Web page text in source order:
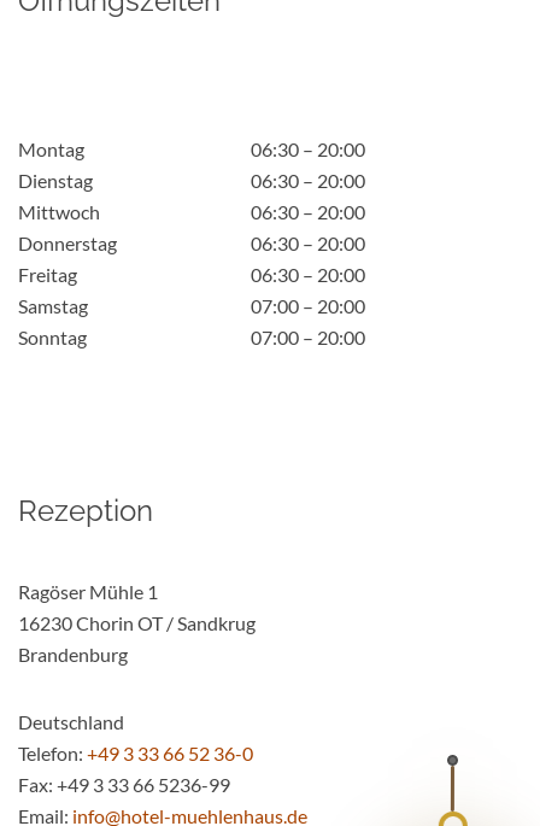
Montag
06:30 – 20:00
Dienstag
06:30 – 20:00
Mittwoch
06:30 – 20:00
Donnerstag
06:30 – 20:00
Freitag
06:30 – 20:00
Samstag
07:00 – 20:00
Sonntag
07:00 – 20:00
Rezeption
Ragöser Mühle 1
16230 Chorin OT / Sandkrug
Brandenburg
Deutschland
Telefon: +49 3 33 66 52 36-0
Fax: +49 3 33 66 5236-99
Email: info@hotel-muehlenhaus.de